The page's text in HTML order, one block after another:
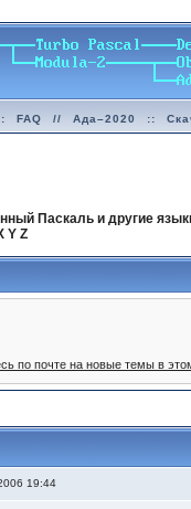
FAQ // Ада–2020 ::
Паскаль и другие
Y Z
по почте на новые темы в
19:44